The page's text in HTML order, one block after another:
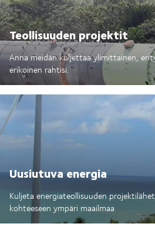
Teollisuuden projektit
Anna meidän kuljettaa ylimittainen,
erikoinen rahtisi.
Uusiutuva energia
Kuljeta energiateollisuuden
kohteeseen ympäri maailmaa